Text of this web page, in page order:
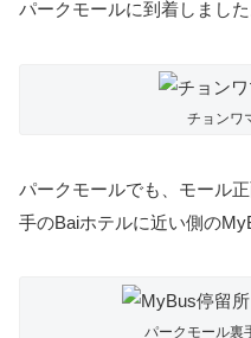
パークモールに到着しました
チョンワ
パークモールでも、モール
手のBaiホテルに近い側の
パークモール裏